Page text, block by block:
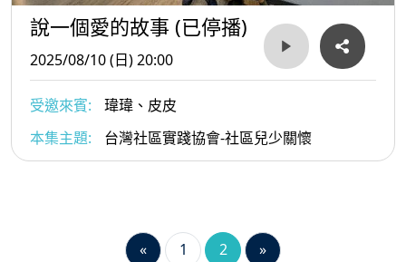
說一個愛的故事 (已停播)
2025/08/10 (日) 20:00
受邀來賓:
瑋瑋、皮皮
本集主題:
台灣社區實踐協會-社區兒少關懷
« 1 2 »